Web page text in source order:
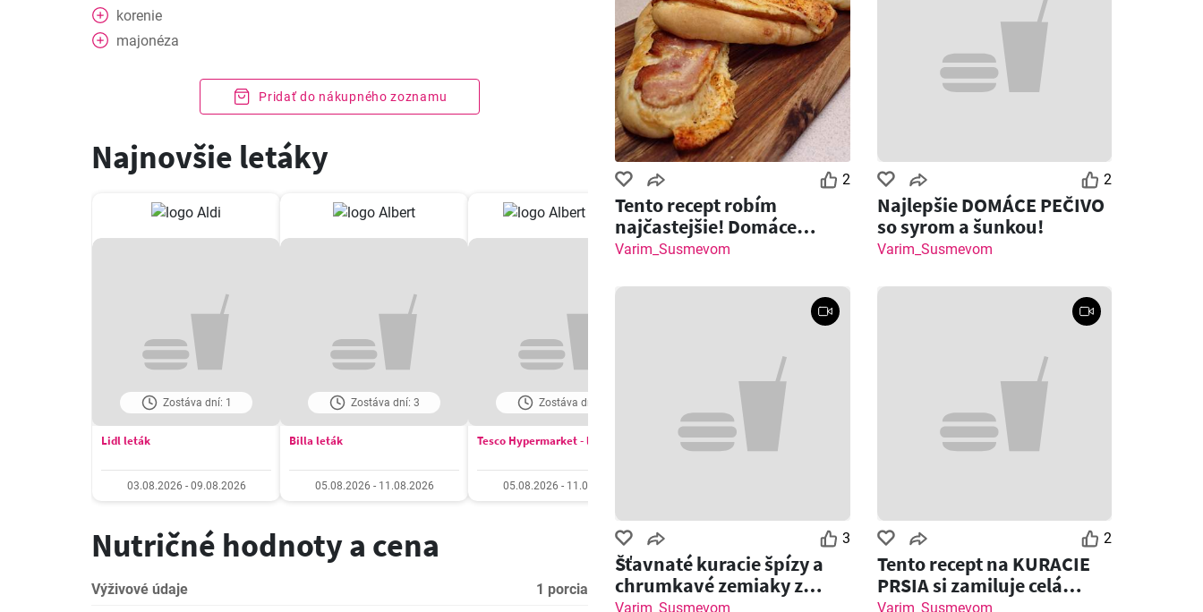
korenie
majonéza
Pridať do nákupného zoznamu
Najnovšie letáky
Zostáva dní: 1
Lidl leták
03.08.2026 - 09.08.2026
Zostáva dní: 3
Billa leták
05.08.2026 - 11.08.2026
Zostáva dní: 3
Tesco Hypermarket - leták
05.08.2026 - 11.08.2026
Zostáva dní: 4
COOP Jednota leták
Nutričné hodnoty a cena
Výživové údaje
1 porcia
2
Tento recept robím
najčastejšie! Domáce
pečivo so slaninou a syrom
Varim_Susmevom
2
Najlepšie DOMÁCE PEČIVO
so syrom a šunkou!
Varim_Susmevom
3
Šťavnaté kuracie špízy a
chrumkavé zemiaky z
grilu!
Varim_Susmevom
2
Tento recept na KURACIE
PRSIA si zamiluje celá
rodina!
Varim_Susmevom